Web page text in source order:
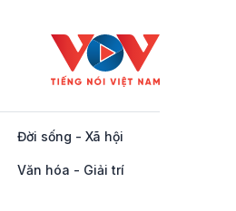
Đời sống - Xã hội
Văn hóa - Giải trí